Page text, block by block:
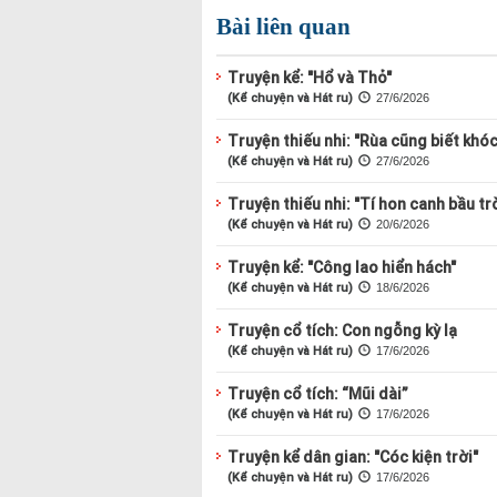
Bài liên quan
Truyện kể: "Hổ và Thỏ"
(Kể chuyện và Hát ru) 27/6/2026
Truyện thiếu nhi: "Rùa cũng biết
(Kể chuyện và Hát ru) 27/6/2026
Truyện thiếu nhi: "Tí hon canh bầu
(Kể chuyện và Hát ru) 20/6/2026
Truyện kể: "Công lao hiển hách"
(Kể chuyện và Hát ru) 18/6/2026
Truyện cổ tích: Con ngỗng kỳ lạ
(Kể chuyện và Hát ru) 17/6/2026
Truyện cổ tích: “Mũi dài”
(Kể chuyện và Hát ru) 17/6/2026
Truyện kể dân gian: "Cóc kiện trời"
(Kể chuyện và Hát ru) 17/6/2026